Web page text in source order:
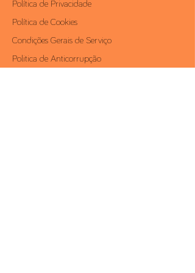
Política de Privacidade
Política de Cookies
Condições Gerais de Serviço
Politica de Anticorrupção